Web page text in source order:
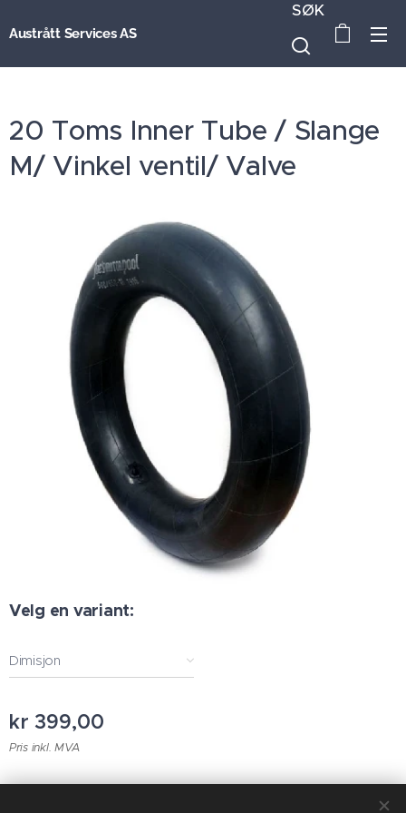
Austrått Services AS
SØK
20 Toms Inner Tube / Slange
M/ Vinkel ventil/ Valve
Velg en variant:
Dimisjon
kr 399,00
Pris inkl. MVA